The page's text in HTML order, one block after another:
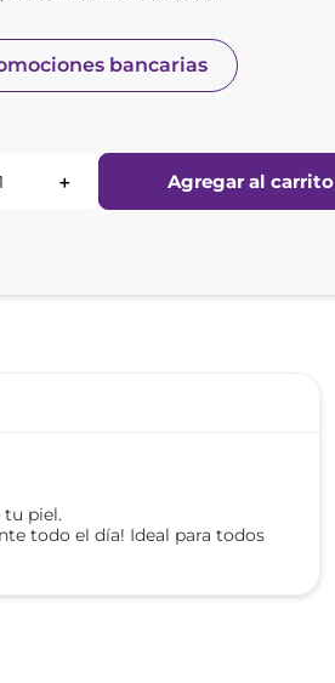
bancarias
＋ Agregar al carrito
tu piel.
todo el día! Ideal para todos